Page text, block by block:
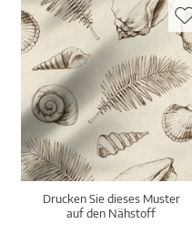
Drucken Sie dieses Muster
auf den Nähstoff